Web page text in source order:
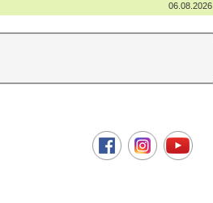
06.08.2026